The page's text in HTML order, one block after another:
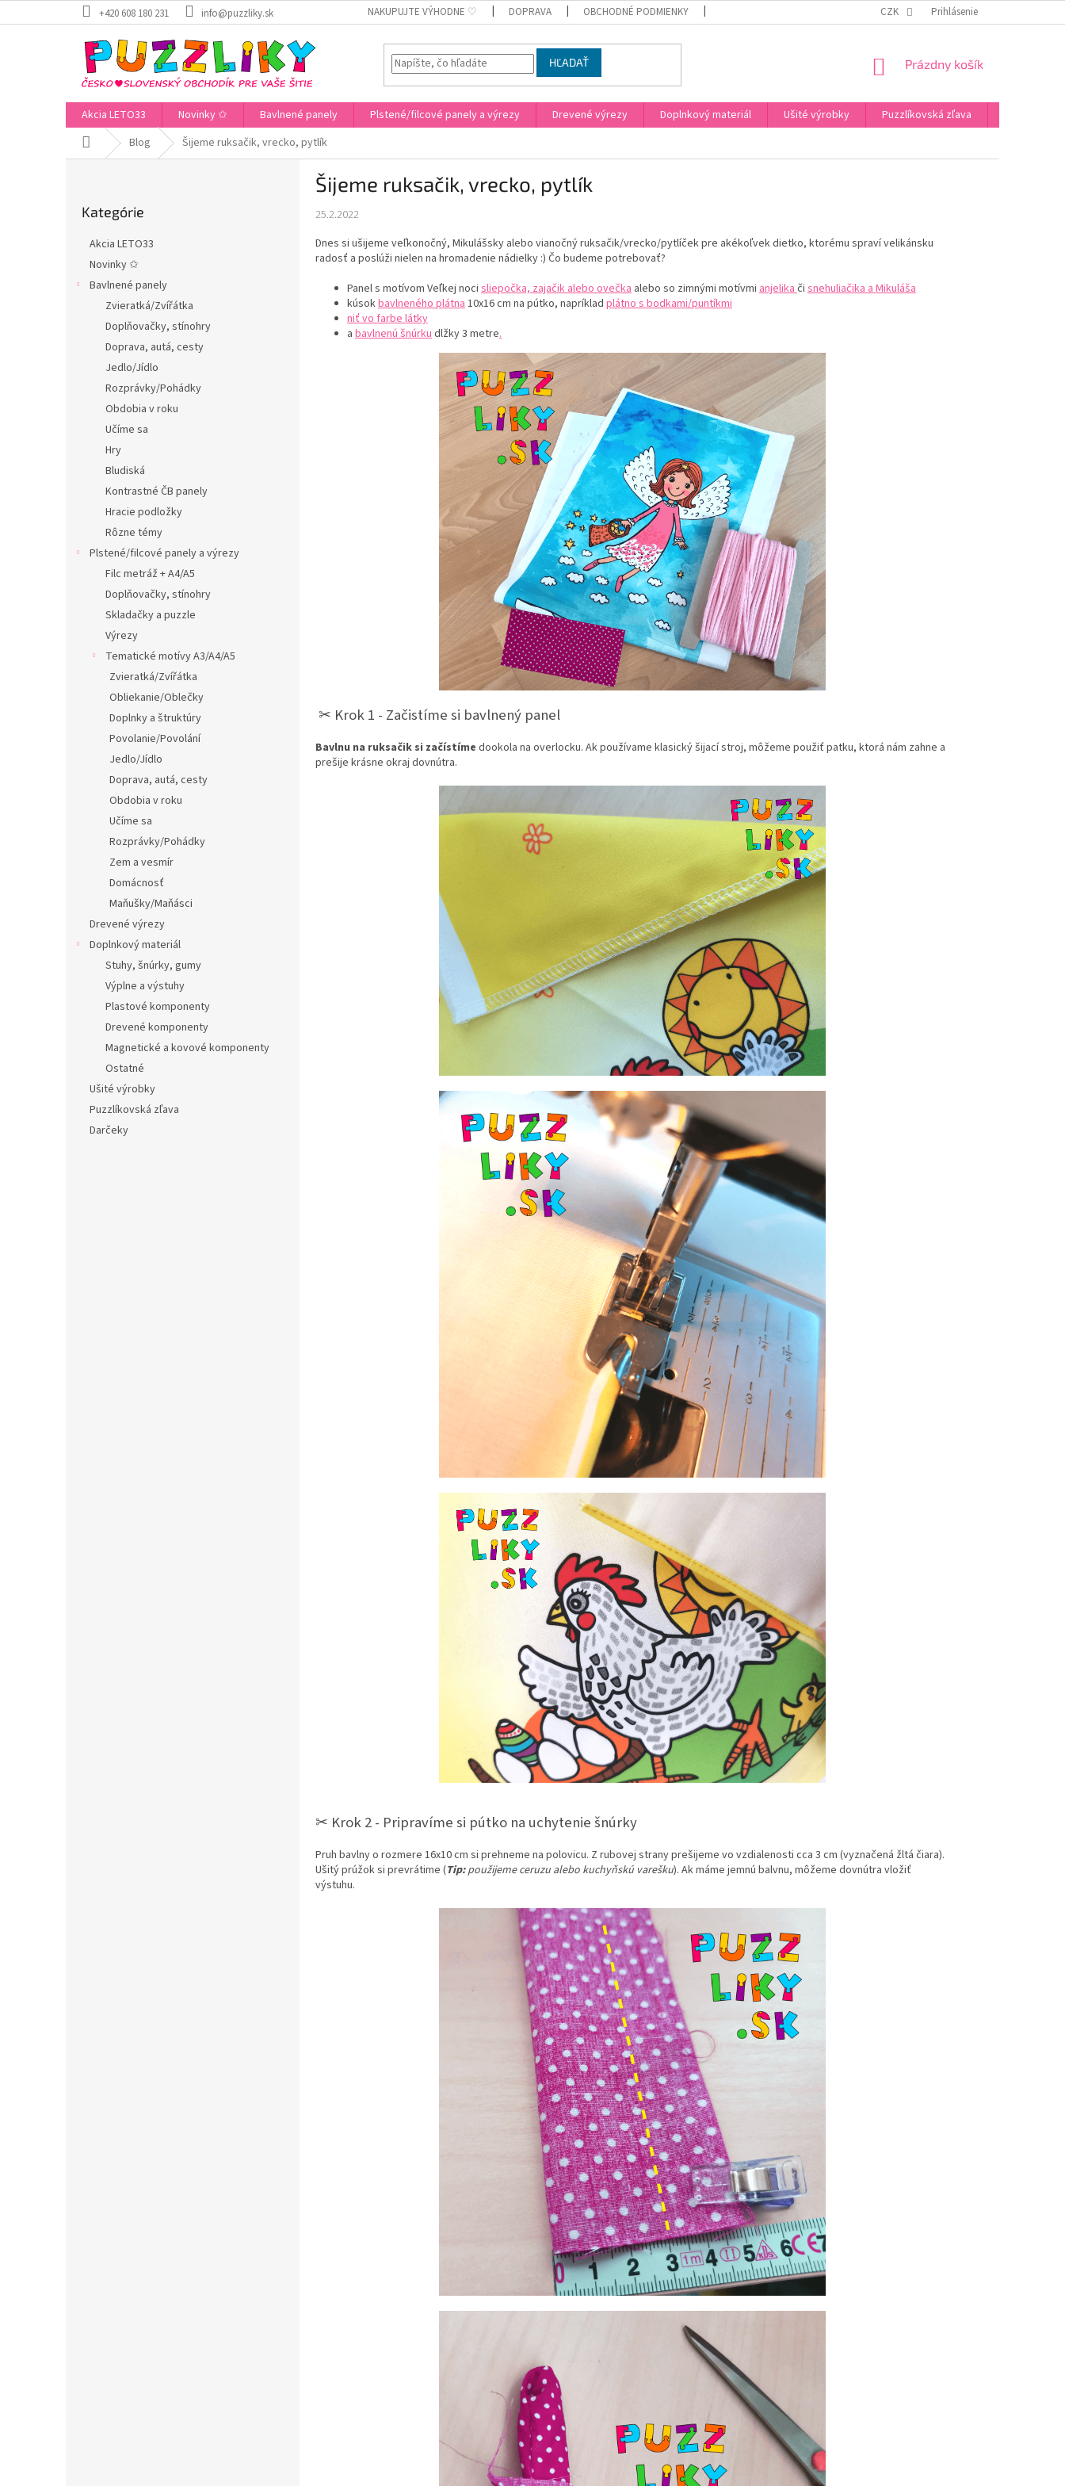
na
+420 608 180 231 info@puzzliky.sk NAKUPUJTE VÝHODNE ♡ DOPRAVA OBCHODNÉ PODMIENKY PODMIENKY OCHRANY OSOBNÝCH ÚDAJOV PREHLÁSENIA
CZK Prihlásenie
HĽADAŤ
NÁKUPNÝ
Prázdny košík
Akcia LETO33 Novinky ✩ Bavlnené panely Plstené/filcové panely a výrezy Drevené výrezy Doplnkový materiál Ušité výrobky Puzzlíkovská zľava
DomovBlog Šijeme ruksačik, vrecko, pytlík
kategórie
Kategórie
Akcia LETO33
Novinky ✩
Bavlnené panely
Zvieratká/Zvířátka
Doplňovačky, stínohry
Doprava, autá, cesty
Jedlo/Jídlo
Rozprávky/Pohádky
Obdobia v roku
Učíme sa
Hry
Bludiská
Kontrastné ČB panely
Hracie podložky
Rôzne témy
Plstené/filcové panely a výrezy
Filc metráž + A4/A5
Doplňovačky, stínohry
Skladačky a puzzle
Výrezy
Tematické motívy A3/A4/A5
Zvieratká/Zvířátka
Obliekanie/Oblečky
Doplnky a štruktúry
Povolanie/Povolání
Jedlo/Jídlo
Doprava, autá, cesty
Obdobia v roku
Učíme sa
Rozprávky/Pohádky
Zem a vesmír
Domácnosť
Maňušky/Maňásci
Drevené výrezy
Doplnkový materiál
Stuhy, šnúrky, gumy
Výplne a výstuhy
Plastové komponenty
Drevené komponenty
Magnetické a kovové komponenty
Ostatné
Ušité výrobky
Puzzlíkovská zľava
Darčeky
Šijeme ruksačik, vrecko, pytlík
25.2.2022
Dnes si ušijeme veľkonočný, Mikulášsky alebo vianočný ruksačik/vrecko/pytlíček pre akékoľvek dietko, ktorému spraví velikánsku
radosť a poslúži nielen na hromadenie nádielky :) Čo budeme potrebovať?
Panel s motívom Veľkej noci sliepočka, zajačik alebo ovečka alebo so zimnými motívmi anjelika či snehuliačika a Mikuláša
kúsokbavlneného plátna 10x16 cm na pútko, napríklad plátno s bodkami/puntíkmi
niť vo farbe látky
a bavlnenú šnúrku dlžky 3 metre.
✂︎ Krok 1 - Začistíme si bavlnený panel
Bavlnu na ruksačik si začístíme dookola na overlocku. Ak používame klasický šijací stroj, môžeme použiť patku, ktorá nám zahne a
prešije krásne okraj dovnútra.
✂︎ Krok 2 - Pripravíme si pútko na uchytenie šnúrky
Pruh bavlny o rozmere 16x10 cm si prehneme na polovicu. Z rubovej strany prešijeme vo vzdialenosti cca 3 cm (vyznačená žltá čiara).
Ušitý prúžok si prevrátime (Tip:použijeme ceruzu alebo kuchyňskú varešku). Ak máme jemnú balvnu, môžeme dovnútra vložiť
výstuhu.